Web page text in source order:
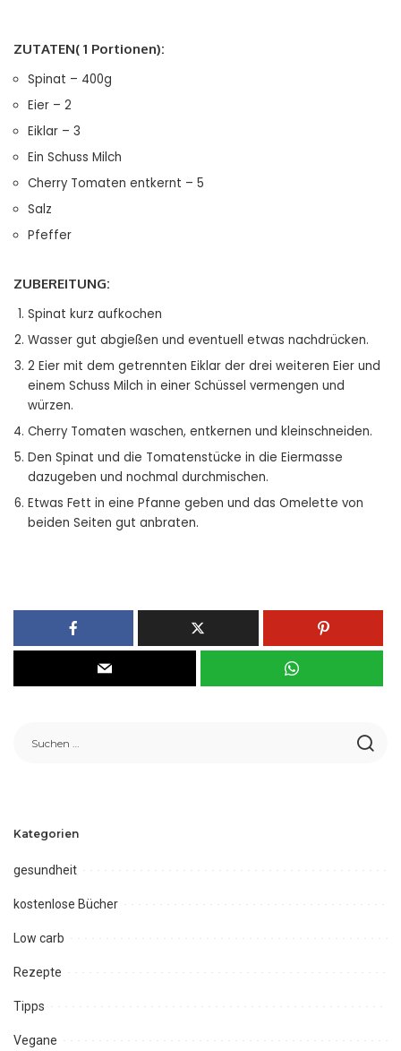
ZUTATEN( 1 Portionen):
Spinat – 400g
Eier – 2
Eiklar – 3
Ein Schuss Milch
Cherry Tomaten entkernt – 5
Salz
Pfeffer
ZUBEREITUNG:
Spinat kurz aufkochen
Wasser gut abgießen und eventuell etwas nachdrücken.
2 Eier mit dem getrennten Eiklar der drei weiteren Eier und
einem Schuss Milch in einer Schüssel vermengen und
würzen.
Cherry Tomaten waschen, entkernen und kleinschneiden.
Den Spinat und die Tomatenstücke in die Eiermasse
dazugeben und nochmal durchmischen.
Etwas Fett in eine Pfanne geben und das Omelette von
beiden Seiten gut anbraten.
Kategorien
gesundheit
kostenlose Bücher
Low carb
Rezepte
Tipps
Vegane